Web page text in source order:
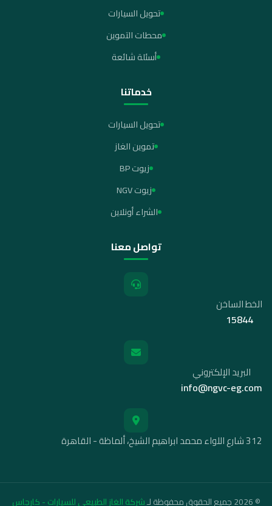
تحويل السيارات
محطات التموين
أسئلة شائعة
خدماتنا
تحويل السيارات
تموين الغاز
زيوت BP
زيوت NGV
الشراء أونلاين
تواصل معنا
الخط الساخن
15844
البريد الإلكتروني
info@ngvc-eg.com
312 شارع اللواء محمد ابراهيم الشيخ، ألماظة - القاهرة
© 2026 جميع الحقوق محفوظة لـ شركة الغاز الطبيعي للسيارات - كارجاس